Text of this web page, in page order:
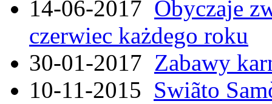
14-06-2017 Obyczaje
czerwiec każdego roku
30-01-2017 Zabawy
10-11-2015 Swiãto